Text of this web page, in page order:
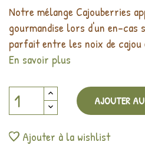
Notre mélange Cajouberries
gourmandise lors d'un en-cas
parfait entre les noix de
En savoir plus
AJOUTER
Ajouter à la wishlist